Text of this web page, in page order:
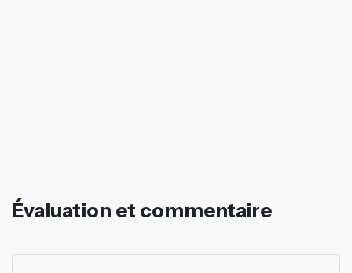
Évaluation et commentaire